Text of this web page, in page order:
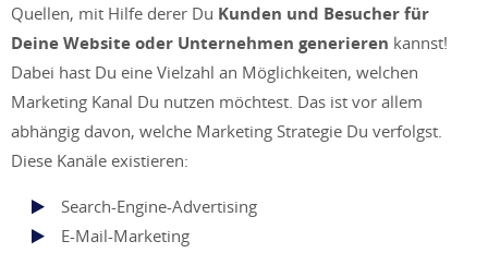
Quellen, mit Hilfe derer Du Kunden und Besucher für
Deine Website oder Unternehmen generieren kannst!
Dabei hast Du eine Vielzahl an Möglichkeiten, welchen
Marketing Kanal Du nutzen möchtest. Das ist vor allem
abhängig davon, welche Marketing Strategie Du verfolgst.
Diese Kanäle existieren:
Search-Engine-Advertising
E-Mail-Marketing